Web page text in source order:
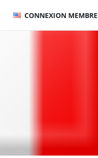
CONNEXION MEMBRE